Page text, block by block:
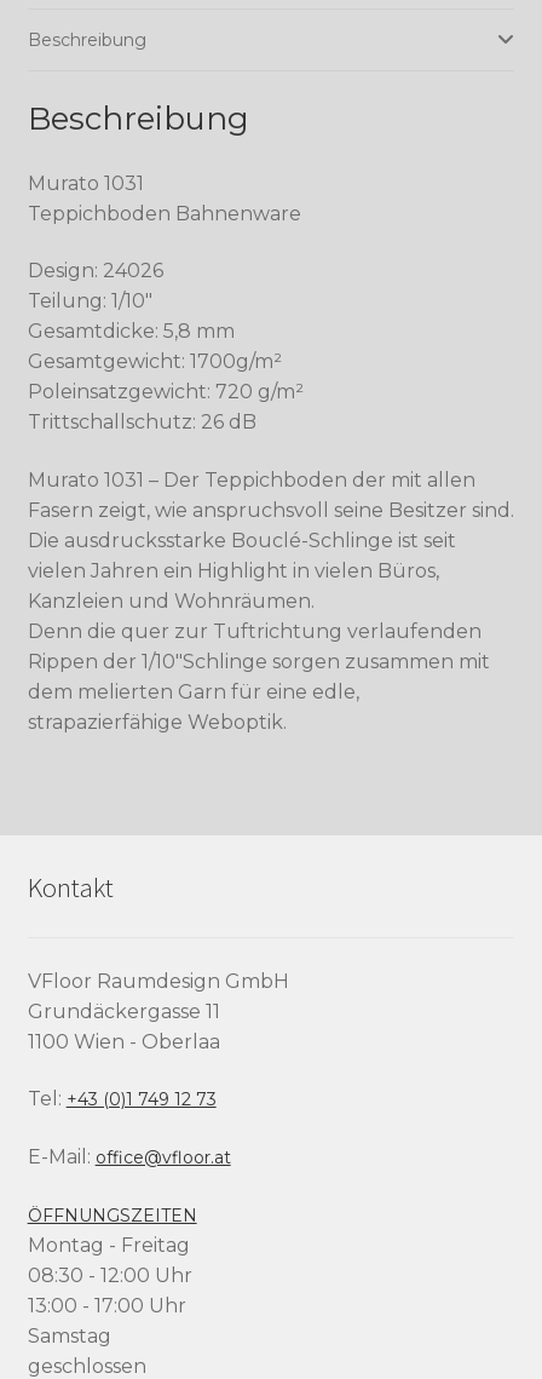
Beschreibung
Beschreibung
Murato 1031
Teppichboden Bahnenware
Design: 24026
Teilung: 1/10″
Gesamtdicke: 5,8 mm
Gesamtgewicht: 1700g/m²
Poleinsatzgewicht: 720 g/m²
Trittschallschutz: 26 dB
Murato 1031 – Der Teppichboden der mit allen
Fasern zeigt, wie anspruchsvoll seine Besitzer sind.
Die ausdrucksstarke Bouclé-Schlinge ist seit
vielen Jahren ein Highlight in vielen Büros,
Kanzleien und Wohnräumen.
Denn die quer zur Tuftrichtung verlaufenden
Rippen der 1/10″Schlinge sorgen zusammen mit
dem melierten Garn für eine edle,
strapazierfähige Weboptik.
Kontakt
VFloor Raumdesign GmbH
Grundäckergasse 11
1100 Wien - Oberlaa
Tel: +43 (0)1 749 12 73
E-Mail: office@vfloor.at
ÖFFNUNGSZEITEN
Montag - Freitag
08:30 - 12:00 Uhr
13:00 - 17:00 Uhr
Samstag
geschlossen